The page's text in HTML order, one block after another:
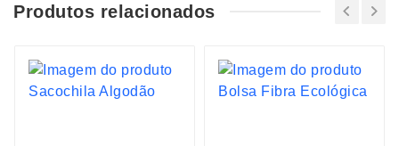
Produtos relacionados